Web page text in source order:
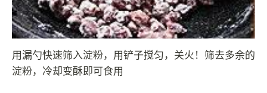
用漏勺快速筛入淀粉，用铲子搅匀，关火！筛去多余的
淀粉，冷却变酥即可食用